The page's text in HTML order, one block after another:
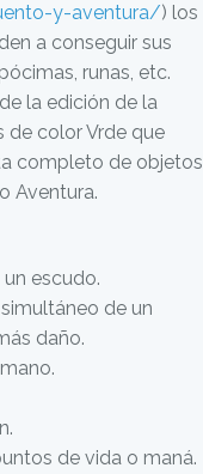
y-aventura/) los
a conseguir sus
runas, etc.
la edición de la
de color Vrde que
completo de objetos
Aventura.
escudo.
de un
daño.
de vida o maná.